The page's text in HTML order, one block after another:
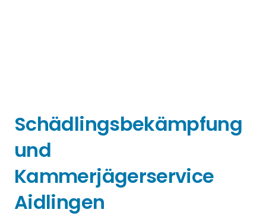
Schädlingsbekämpfung
und
Kammerjägerservice
Aidlingen